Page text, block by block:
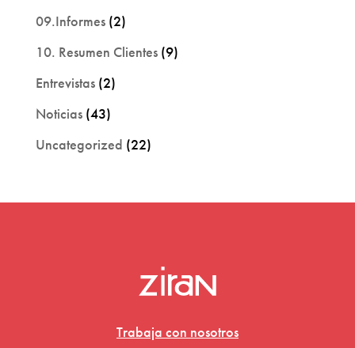
09.Informes(2)
10. Resumen Clientes(9)
Entrevistas(2)
Noticias(43)
Uncategorized (22)
Trabaja con nosotros